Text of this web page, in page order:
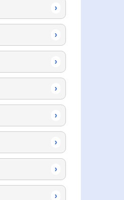
›
›
›
›
›
›
›
›